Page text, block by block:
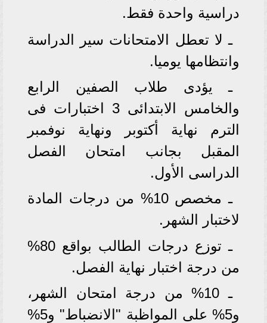
دراسية واحدة فقط.
ـ لا تعطل الامتحانات سير الدراسة
وانتظامها يوميا.
ـ يؤدى طلاب الصفين الرابع
والخامس الابتدائى 3 اختبارات فى
الترم نهاية أكتوبر ونهاية نوفمبر
المقبل بجانب امتحان الفصل
الدراسى الأول.
ـ مخصص 10% من درجات المادة
لاختبار الشهر.
ـ توزع درجات الطالب بواقع 80%
من درجة اختبار نهاية الفصل.
ـ 10% من درجة امتحان الشهر،
و5% على المواظبة "الانضباط" و5%